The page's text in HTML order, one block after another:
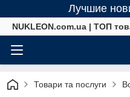
Лучшие
NUKLEON.com.ua | ТОП
Товари та послуги